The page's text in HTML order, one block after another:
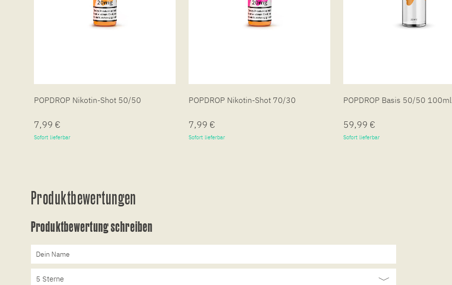
POPDROP Nikotin-Shot 50/50
7,99 €
Sofort lieferbar
POPDROP Nikotin-Shot 70/30
7,99 €
Sofort lieferbar
POPDROP Basis 50/50 100ml
59,99 €
Sofort lieferbar
Produktbewertungen
Produktbewertung schreiben